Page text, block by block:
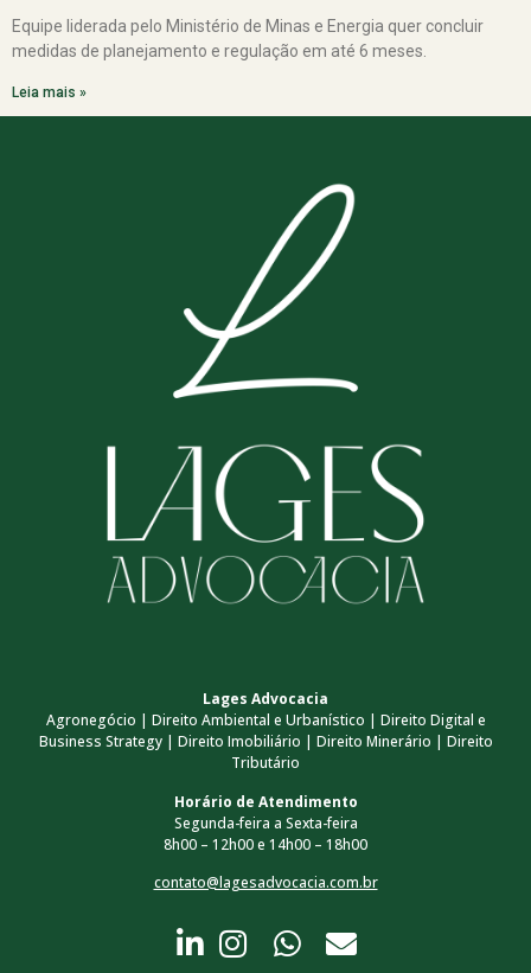
Equipe liderada pelo Ministério de Minas e Energia quer concluir
medidas de planejamento e regulação em até 6 meses.
Leia mais »
Lages Advocacia
Agronegócio | Direito Ambiental e Urbanístico | Direito Digital e
Business Strategy | Direito Imobiliário | Direito Minerário | Direito
Tributário
Horário de Atendimento
Segunda-feira a Sexta-feira
8h00 – 12h00 e 14h00 – 18h00
contato@lagesadvocacia.com.br